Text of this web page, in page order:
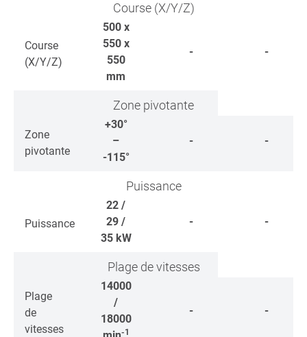
Course (X/Y/Z)
Course
(X/Y/Z)
500 x
550 x
550
mm
- -
Zone pivotante
Zone
pivotante
+30°
–
-115°
- -
Puissance
Puissance
22 /
29 /
35 kW
- -
Plage de vitesses
Plage
de
vitesses
14000
/
18000
-1
- -